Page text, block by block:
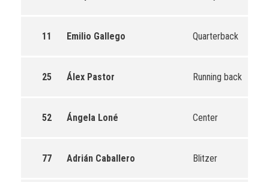
11 Emilio Gallego Quarterback
25 Álex Pastor Running back
52 Ángela Loné Center
77 Adrián Caballero Blitzer